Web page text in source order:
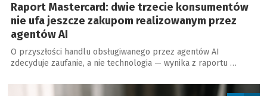
Raport Mastercard: dwie trzecie konsumentów
nie ufa jeszcze zakupom realizowanym przez
agentów AI
O przyszłości handlu obsługiwanego przez agentów AI
zdecyduje zaufanie, a nie technologia — wynika z raportu …
a